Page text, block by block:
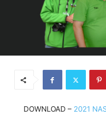
DOWNLOAD – 2021